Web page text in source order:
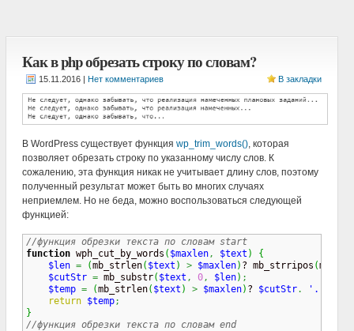
Как в php обрезать строку по словам?
| Нет комментариев В закладки
В WordPress существует функция wp_trim_words(), которая
позволяет обрезать строку по указанному числу слов. К
сожалению, эта функция никак не учитывает длину слов, поэтому
полученный результат может быть во многих случаях
неприемлем. Но не беда, можно воспользоваться следующей
функцией:
//функция обрезки текста по словам start
function wph_cut_by_words ( $maxlen, $text )
{
$len = (mb_strlen( $text ) > $maxlen) ? mb_strripos (
$cutStr = mb_substr( $text , 0, $len) ;
$temp = (mb_strlen( $text ) > $maxlen) ? $cutStr. '...'
return $temp;
}
//функция обрезки текста по словам end